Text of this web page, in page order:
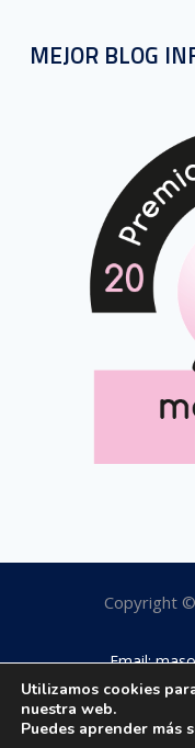
MEJOR BLOG
Copyright
Email:
Utilizamos cookies
nuestra web.
Puedes aprender más